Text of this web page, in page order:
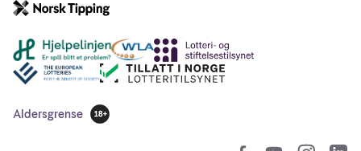
Andre lenker
Aldersgrense
18 år